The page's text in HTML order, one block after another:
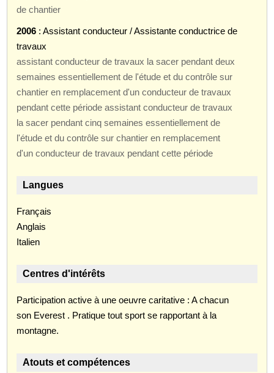
de chantier
2006 : Assistant conducteur / Assistante conductrice de
travaux
assistant conducteur de travaux la sacer pendant deux
semaines essentiellement de l'étude et du contrôle sur
chantier en remplacement d'un conducteur de travaux
pendant cette période assistant conducteur de travaux
la sacer pendant cinq semaines essentiellement de
l'étude et du contrôle sur chantier en remplacement
d'un conducteur de travaux pendant cette période
Langues
Français
Anglais
Italien
Centres d'intérêts
Participation active à une oeuvre caritative : A chacun
son Everest . Pratique tout sport se rapportant à la
montagne.
Atouts et compétences